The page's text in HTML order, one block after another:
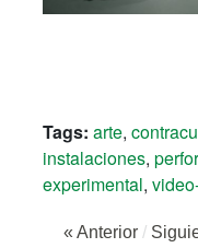
Tags: arte,
instalaciones,
experimental,
« Anterior /